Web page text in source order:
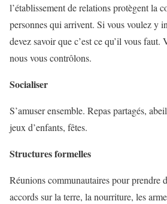
l’établissement de relations protègent la
personnes qui arrivent. Si vous voulez y
devez savoir que c’est ce qu’il vous faut.
nous vous contrôlons.
Socialiser
S’amuser ensemble. Repas partagés,
jeux d’enfants, fêtes.
Structures formelles
Réunions communautaires pour prendre
accords sur la terre, la nourriture, les